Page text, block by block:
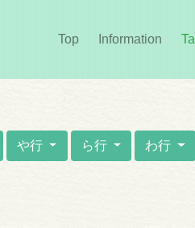
Top Information
や行 ら行 わ行